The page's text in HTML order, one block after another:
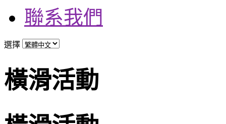
聯系我們
選擇
橫滑活動